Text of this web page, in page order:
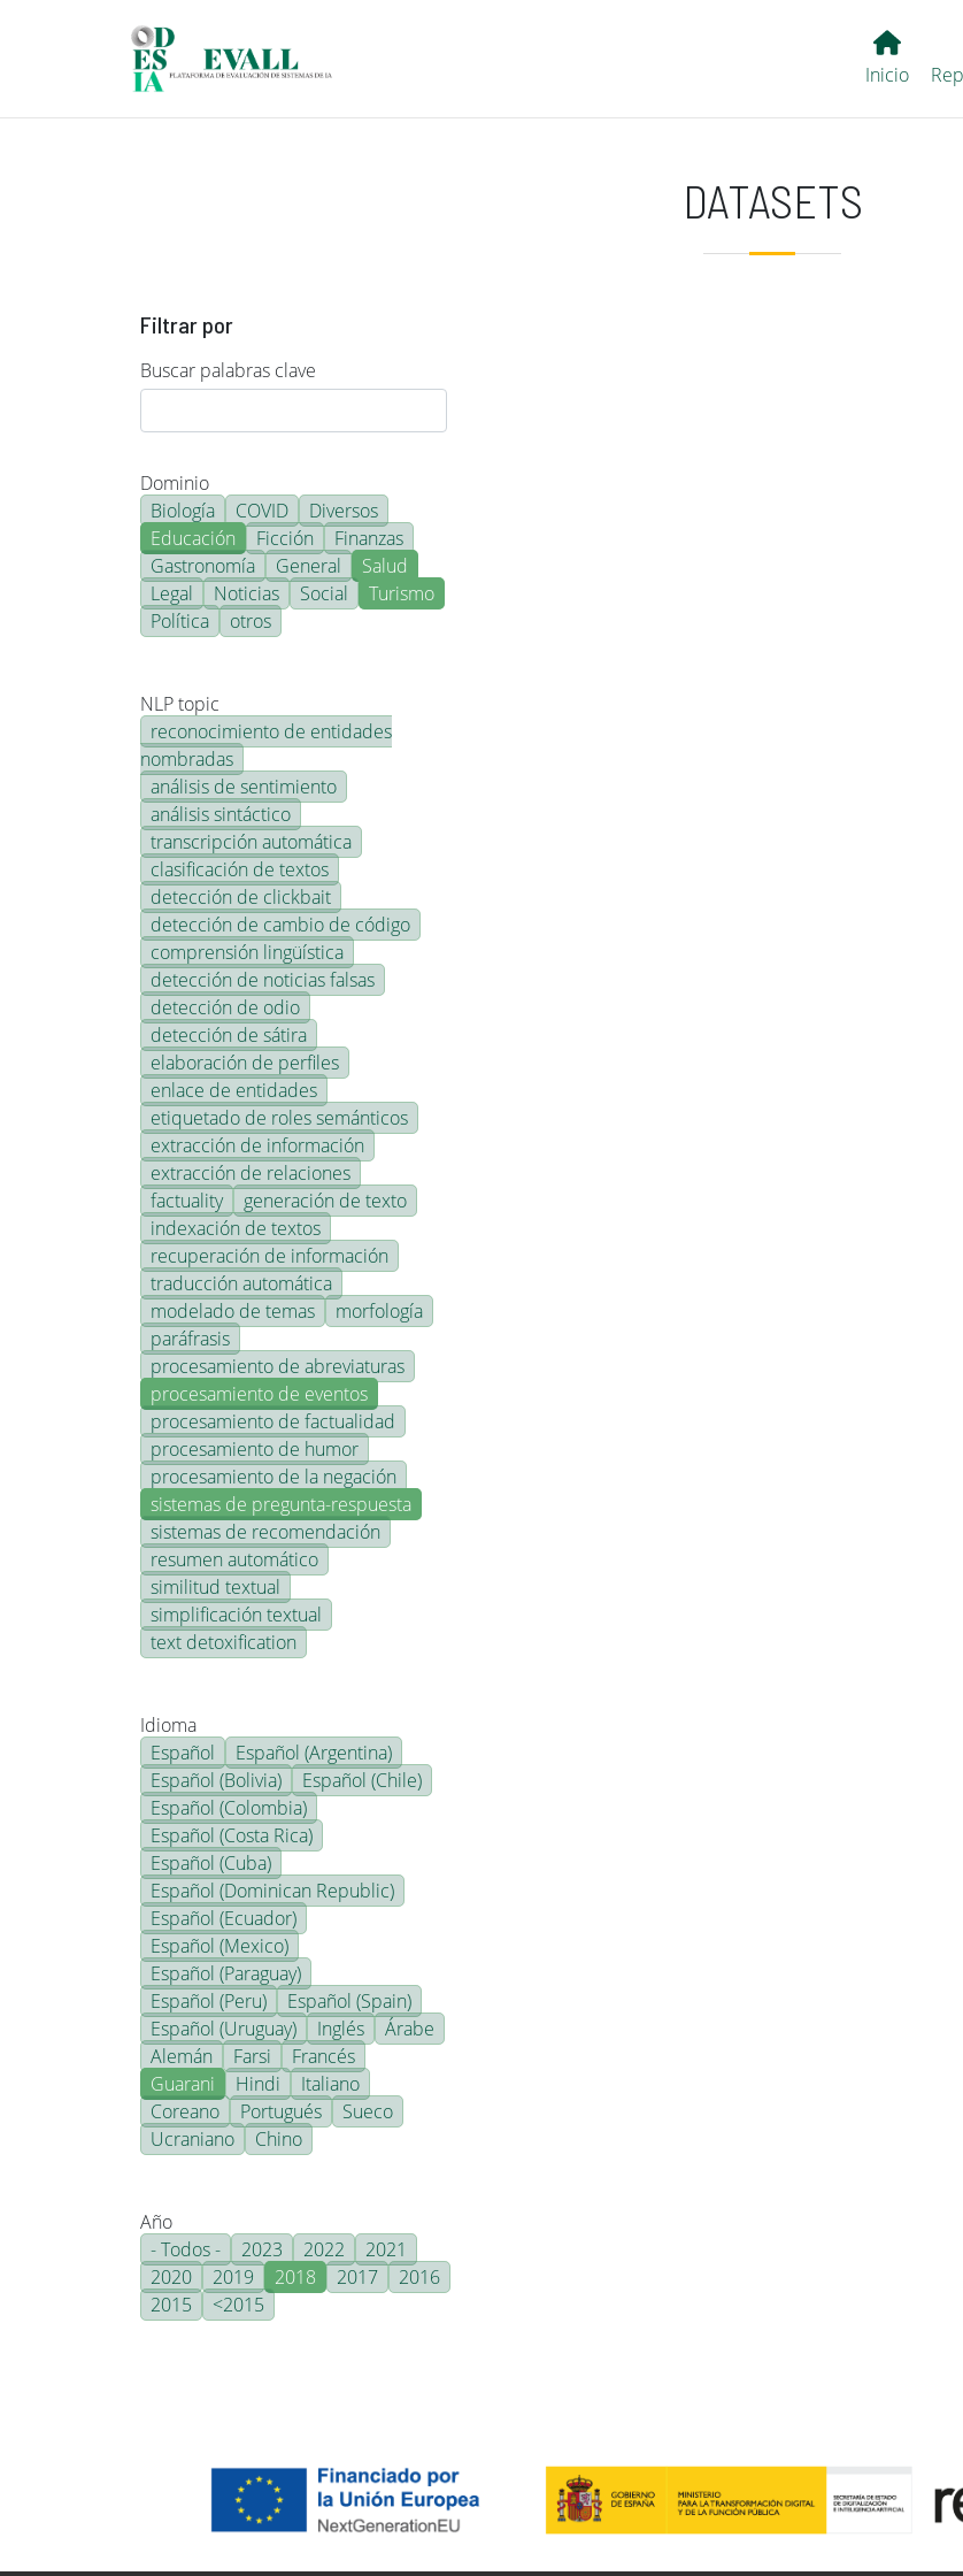
Main EvALL
Inicio
DATASETS
Filtrar por
Buscar palabras clave
Dominio
Biología
COVID
Diversos
Educación
Ficción
Finanzas
Gastronomía
General
Salud
Legal
Noticias Social
Turismo
Política
otros
NLP topic
reconocimiento de entidades
nombradas
análisis de sentimiento
análisis sintáctico
transcripción automática
clasificación de textos
detección de clickbait
detección de cambio de código
comprensión lingüística
detección de noticias falsas
detección de odio
detección de sátira
elaboración de perfiles
enlace de entidades
etiquetado de roles semánticos
extracción de información
extracción de relaciones
factuality
generación de texto
indexación de textos
recuperación de información
traducción automática
modelado de temas
morfología
paráfrasis
procesamiento de abreviaturas
procesamiento de eventos
procesamiento de factualidad
procesamiento de humor
procesamiento de la negación
sistemas de pregunta-respuesta
sistemas de recomendación
resumen automático
similitud textual
simplificación textual
text detoxification
Idioma
Español
Español (Argentina)
Español (Bolivia)
Español (Chile)
Español (Colombia)
Español (Costa Rica)
Español (Cuba)
Español (Dominican Republic)
Español (Ecuador)
Español (Mexico)
Español (Paraguay)
Español (Peru)
Español (Spain)
Español (Uruguay)
Inglés
Árabe
Alemán
Farsi
Francés
Guarani
Hindi
Italiano
Coreano
Portugués
Sueco
Ucraniano
Chino
Año
- Todos -
2023 2022
2021
2020
2019 2018 2017
2016
2015
<2015